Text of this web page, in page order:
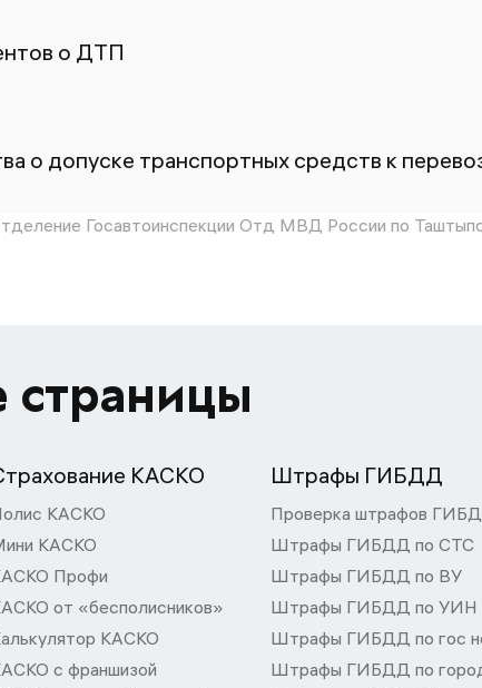
о ДТП
о допуске транспортных средств к
Госавтоинспекции Отд МВД России по
страницы
КАСКО
КАСКО
КАСКО
Профи
от «бесполисников»
КАСКО
с франшизой
Штрафы ГИБДД
Проверка штрафов
Штрафы ГИБДД по СТС
Штрафы ГИБДД по ВУ
Штрафы ГИБДД по УИН
Штрафы ГИБДД по гос
Штрафы ГИБДД по